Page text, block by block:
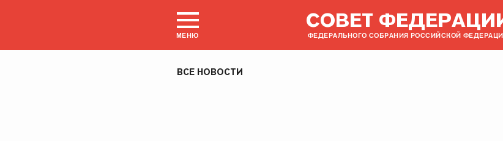
МЕНЮ
СОВЕТ
ФЕДЕРАЛЬНОГО СОБРАНИЯ РОССИЙСКОЙ
ВСЕ НОВОСТИ